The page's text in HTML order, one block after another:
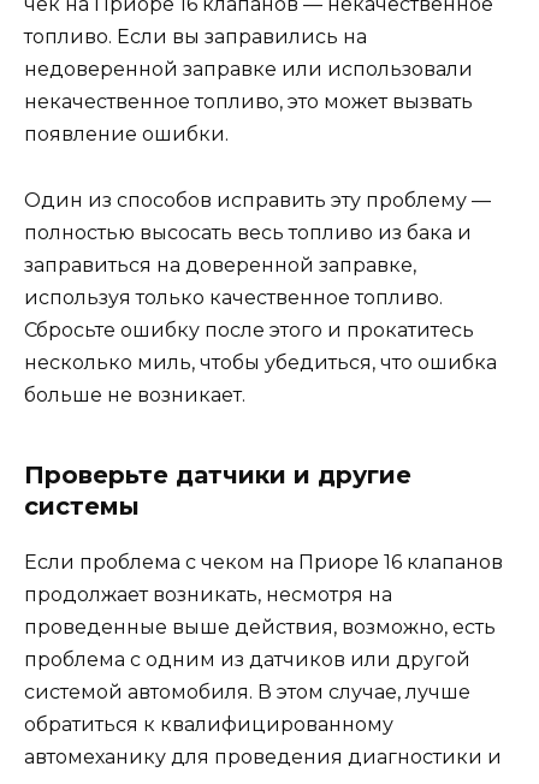
чек на Приоре 16 клапанов — некачественное
топливо. Если вы заправились на
недоверенной заправке или использовали
некачественное топливо, это может вызвать
появление ошибки.
Один из способов исправить эту проблему —
полностью высосать весь топливо из бака и
заправиться на доверенной заправке,
используя только качественное топливо.
Сбросьте ошибку после этого и прокатитесь
несколько миль, чтобы убедиться, что ошибка
больше не возникает.
Проверьте датчики и другие
системы
Если проблема с чеком на Приоре 16 клапанов
продолжает возникать, несмотря на
проведенные выше действия, возможно, есть
проблема с одним из датчиков или другой
системой автомобиля. В этом случае, лучше
обратиться к квалифицированному
автомеханику для проведения диагностики и